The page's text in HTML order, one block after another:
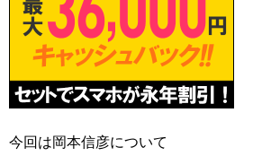
今回は岡本信彦について